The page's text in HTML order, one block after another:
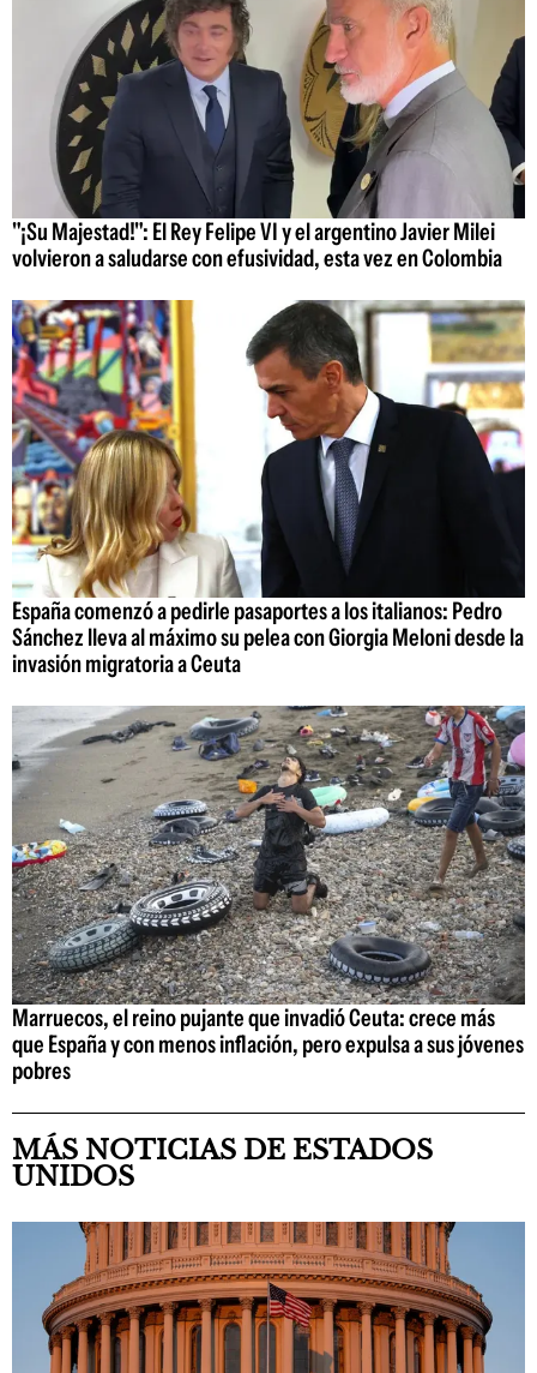
"¡Su Majestad!": El Rey Felipe VI y el argentino Javier Milei
volvieron a saludarse con efusividad, esta vez en Colombia
España comenzó a pedirle pasaportes a los italianos: Pedro
Sánchez lleva al máximo su pelea con Giorgia Meloni desde la
invasión migratoria a Ceuta
Marruecos, el reino pujante que invadió Ceuta: crece más
que España y con menos inflación, pero expulsa a sus jóvenes
pobres
MÁS NOTICIAS DE ESTADOS
UNIDOS